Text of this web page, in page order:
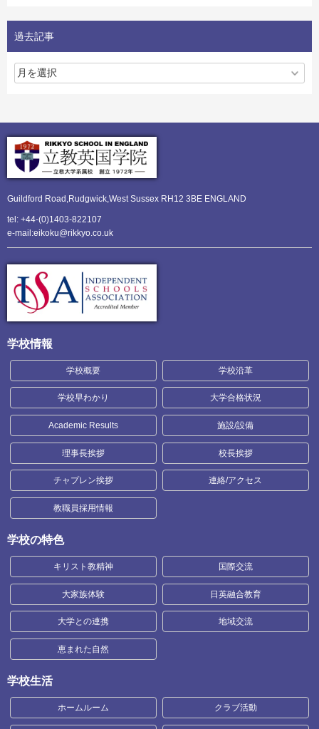
過去記事
Guildford Road,Rudgwick,West Sussex RH12 3BE ENGLAND
tel: +44-(0)1403-822107
e-mail:eikoku@rikkyo.co.uk
学校情報
学校概要 学校沿革
学校早わかり 大学合格状況
Academic Results 施設/設備
理事長挨拶 校長挨拶
チャプレン挨拶 連絡/アクセス
教職員採用情報
学校の特色
キリスト教精神 国際交流
大家族体験 日英融合教育
大学との連携 地域交流
恵まれた自然
学校生活
ホームルーム クラブ活動